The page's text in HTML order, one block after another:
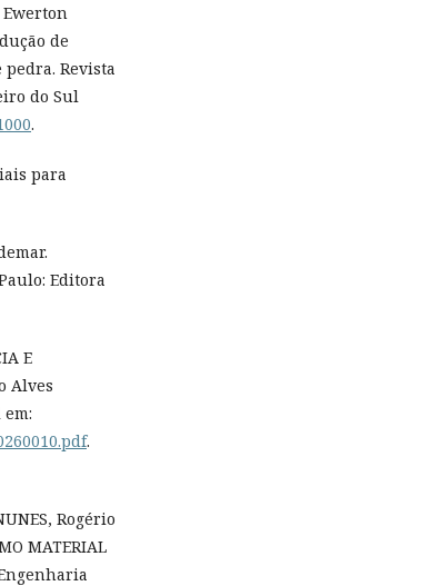
Ewerton
de
pedra. Revista
do Sul
.
para
Editora
E
Alves
.
Rogério
MATERIAL